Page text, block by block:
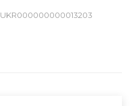
UKR000000000013203